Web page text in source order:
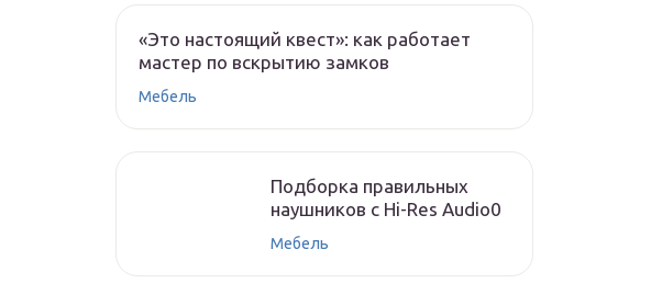
«Это настоящий квест»: как работает
мастер по вскрытию замков
Мебель
Подборка правильных
наушников с Hi-Res Audio0
Мебель